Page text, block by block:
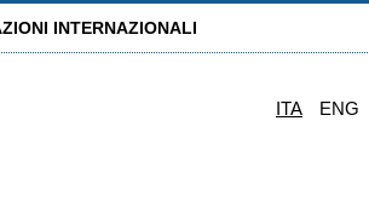
INTERNAZIONALI
ITA ENG